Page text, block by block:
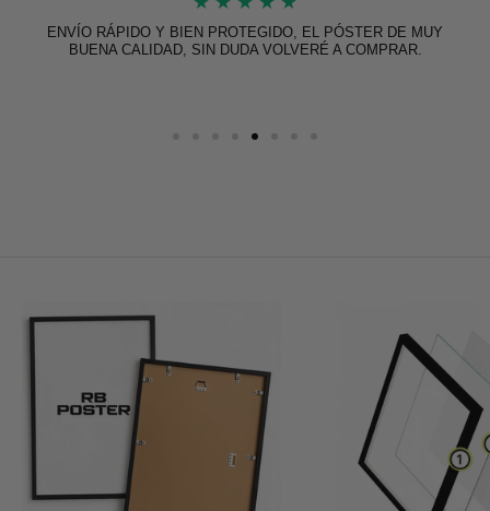
ENVÍO RÁPIDO Y BIEN PROTEGIDO, EL PÓSTER DE MUY
BUENA CALIDAD, SIN DUDA VOLVERÉ A COMPRAR.